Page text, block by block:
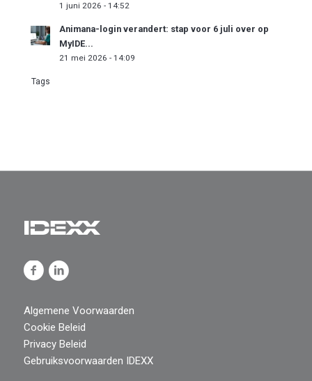
1 juni 2026 - 14:52
Animana-login verandert: stap voor 6 juli over op
MyIDE...
21 mei 2026 - 14:09
Tags
Algemene Voorwaarden
Cookie Beleid
Privacy Beleid
Gebruiksvoorwaarden IDEXX